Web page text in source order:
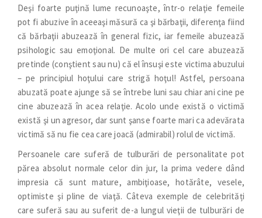
Deşi foarte puţină lume recunoaşte, într-o relaţie femeile
pot fi abuzive în aceeaşi măsură ca şi bărbaţii, diferenţa fiind
că bărbaţii abuzează în general fizic, iar femeile abuzează
psihologic sau emoţional. De multe ori cel care abuzează
pretinde (conştient sau nu) că el însuşi este victima abuzului
– pe principiul hoţului care strigă hoţul! Astfel, persoana
abuzată poate ajunge să se întrebe luni sau chiar ani cine pe
cine abuzează în acea relaţie. Acolo unde există o victimă
există şi un agresor, dar sunt şanse foarte mari ca adevărata
victimă să nu fie cea care joacă (admirabil) rolul de victimă.
Persoanele care suferă de tulburări de personalitate pot
părea absolut normale celor din jur, la prima vedere dând
impresia că sunt mature, ambiţioase, hotărâte, vesele,
optimiste şi pline de viaţă. Câteva exemple de celebrități
care suferă sau au suferit de-a lungul vieţii de tulburări de